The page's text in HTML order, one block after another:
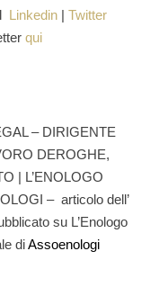
Linkedin | Twitter
qui
– DIRIGENTE
DEROGHE,
| L’ENOLOGO
– articolo dell’
su L’Enologo
diAssoenologi